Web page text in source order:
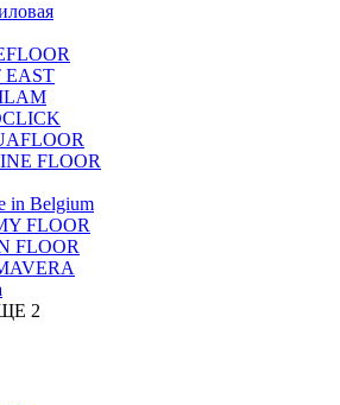
EAST
FLOOR
in Belgium
FLOOR
FLOOR
2